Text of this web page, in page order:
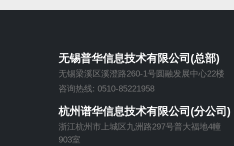
无锡普华信息技术有限公司(总部)
无锡梁溪区溪澄路260-1号圆融发展中心22楼
咨询热线: 0510-85221958
杭州谱华信息技术有限公司(分公司)
浙江杭州市上城区九洲路297号普大福地4幢
903室